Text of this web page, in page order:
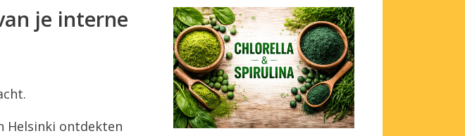
je interne
Helsinki ontdekten